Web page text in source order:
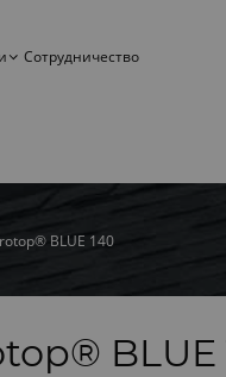
Сотрудничество
BLUE 140
BLUE